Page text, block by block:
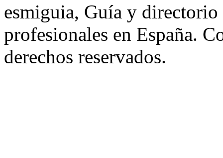
esmiguia, Guía y directorio
profesionales en España.
derechos reservados.